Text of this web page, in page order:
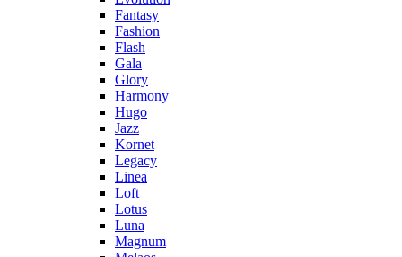
Fantasy
Fashion
Flash
Gala
Glory
Harmony
Hugo
Jazz
Kornet
Legacy
Linea
Loft
Lotus
Luna
Magnum